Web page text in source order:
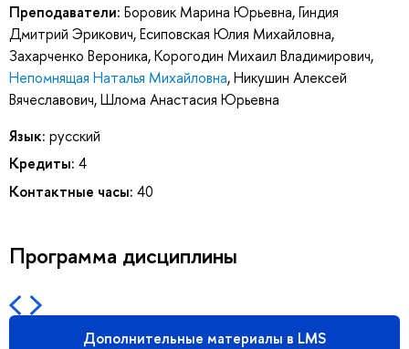
Преподаватели: Боровик Марина Юрьевна,Гиндия
Дмитрий Эрикович,Есиповская Юлия Михайловна,
Захарченко Вероника,Корогодин Михаил Владимирович,
Непомнящая Наталья Михайловна,Никушин Алексей
Вячеславович,Шлома Анастасия Юрьевна
Язык: русский
Кредиты: 4
Контактные часы: 40
Программа дисциплины
Дополнительные материалы в LMS